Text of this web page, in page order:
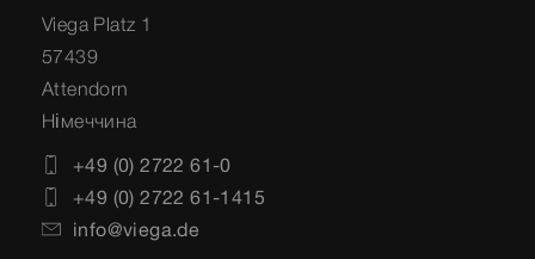
Viega Platz 1
57439
Attendorn
Німеччина
+49 (0) 2722 61-0
+49 (0) 2722 61-1415
info@viega.de